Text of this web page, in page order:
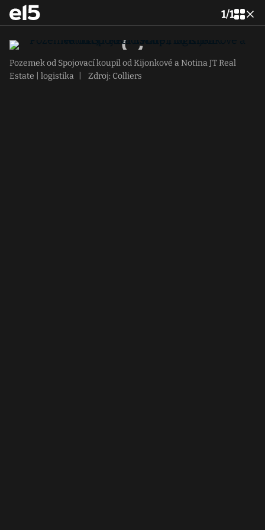
1/1
Pozemek od Spojovací koupil od Kijonkové a Notina JT Real
Estate | logistika
Zdroj: Colliers